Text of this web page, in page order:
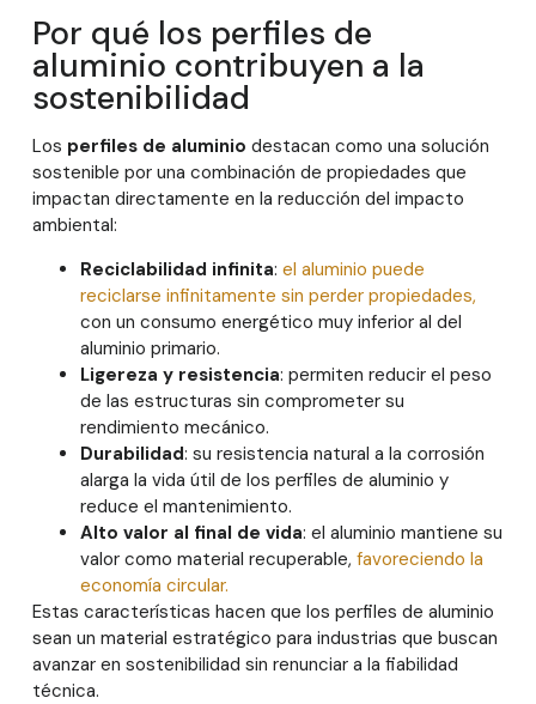
Por qué los perfiles de
aluminio contribuyen a la
sostenibilidad
Los perfiles de aluminio destacan como una solución
sostenible por una combinación de propiedades que
impactan directamente en la reducción del impacto
ambiental:
Reciclabilidad infinita: el aluminio puede
reciclarse infinitamente sin perder propiedades,
con un consumo energético muy inferior al del
aluminio primario.
Ligereza y resistencia: permiten reducir el peso
de las estructuras sin comprometer su
rendimiento mecánico.
Durabilidad: su resistencia natural a la corrosión
alarga la vida útil de los perfiles de aluminio y
reduce el mantenimiento.
Alto valor al final de vida: el aluminio mantiene su
valor como material recuperable, favoreciendo la
economía circular.
Estas características hacen que los perfiles de aluminio
sean un material estratégico para industrias que buscan
avanzar en sostenibilidad sin renunciar a la fiabilidad
técnica.